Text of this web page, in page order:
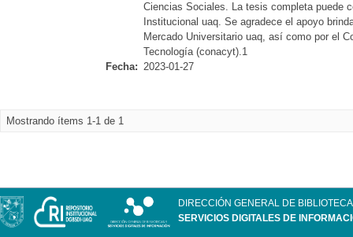
Ciencias Sociales. La tesis completa puede
Institucional uaq. Se agradece el apoyo
Mercado Universitario uaq, así como por el
Tecnología (conacyt).1
Fecha: 2023-01-27
Mostrando ítems 1-1 de 1
DIRECCIÓN GENERAL DE
SERVICIOS DIGITALES DE